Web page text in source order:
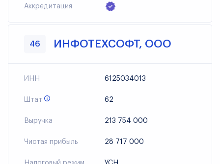
Аккредитация
46 ИНФОТЕХСОФТ, ООО
ИНН 6125034013
Штат 62
Выручка 213 754 000
Чистая прибыль 28 717 000